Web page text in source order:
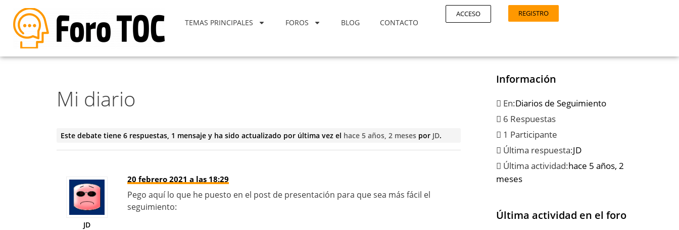
TEMAS PRINCIPALES FOROS BLOG CONTACTO
ACCESO REGISTRO
Mi diario
Este debate tiene 6 respuestas, 1 mensaje y ha sido actualizado por última vez el hace 5 años, 2 meses por JD.
JD
20 febrero 2021 a las 18:29
Pego aquí lo que he puesto en el post de presentación para que sea más fácil el
seguimiento:
Información
En:Diarios de Seguimiento
6 Respuestas
1 Participante
Última respuesta:JD
Última actividad:hace 5 años, 2
meses
Última actividad en el foro